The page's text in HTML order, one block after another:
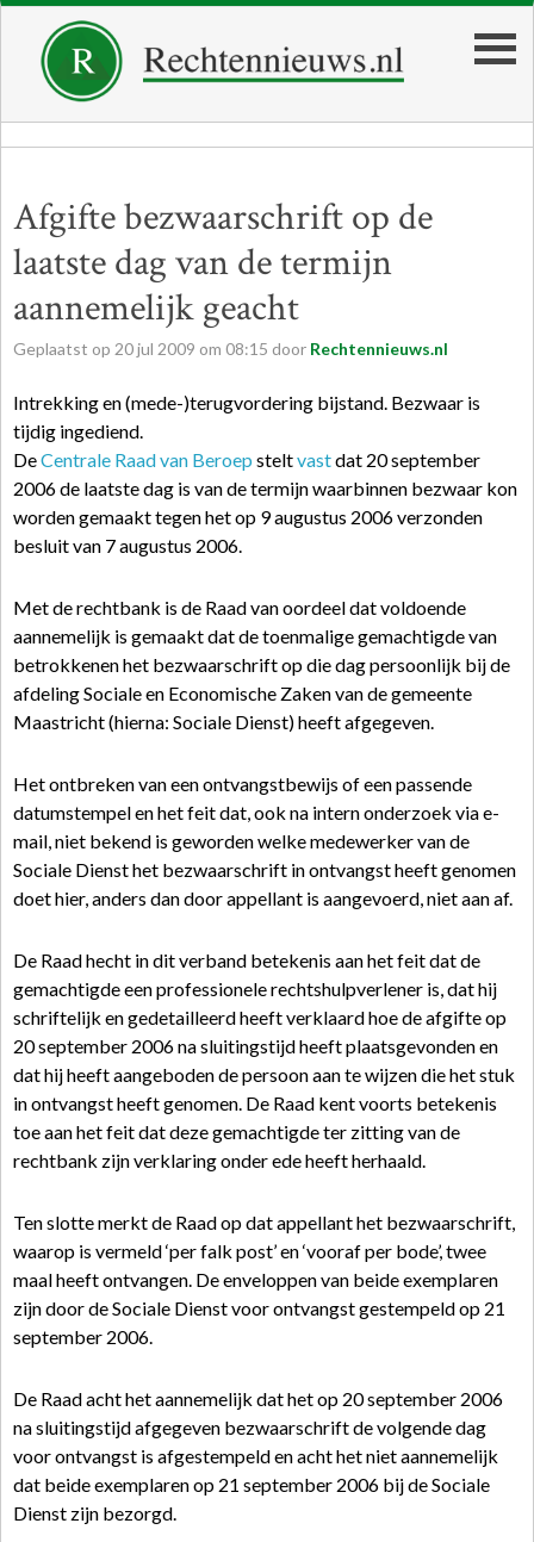
Afgifte bezwaarschrift op de
laatste dag van de termijn
aannemelijk geacht
Geplaatst op 20jul 2009 om 08:15 door Rechtennieuws.nl
Intrekking en (mede-)terugvordering bijstand. Bezwaar is
tijdig ingediend.
DeCentrale Raad van Beroep steltvastdat 20 september
2006 de laatste dag is van de termijn waarbinnen bezwaar kon
worden gemaakt tegen het op 9 augustus 2006 verzonden
besluit van 7 augustus 2006.
Met de rechtbank is de Raad van oordeel dat voldoende
aannemelijk is gemaakt dat de toenmalige gemachtigde van
betrokkenen het bezwaarschrift op die dag persoonlijk bij de
afdeling Sociale en Economische Zaken van de gemeente
Maastricht (hierna: Sociale Dienst) heeft afgegeven.
Het ontbreken van een ontvangstbewijs of een passende
datumstempel en het feit dat, ook na intern onderzoek via e-
mail, niet bekend is geworden welke medewerker van de
Sociale Dienst het bezwaarschrift in ontvangst heeft genomen
doet hier, anders dan door appellant is aangevoerd, niet aan af.
De Raad hecht in dit verband betekenis aan het feit dat de
gemachtigde een professionele rechtshulpverlener is, dat hij
schriftelijk en gedetailleerd heeft verklaard hoe de afgifte op
20 september 2006 na sluitingstijd heeft plaatsgevonden en
dat hij heeft aangeboden de persoon aan te wijzen die het stuk
in ontvangst heeft genomen. De Raad kent voorts betekenis
toe aan het feit dat deze gemachtigde ter zitting van de
rechtbank zijn verklaring onder ede heeft herhaald.
Ten slotte merkt de Raad op dat appellant het bezwaarschrift,
waarop is vermeld ‘per falk post’ en ‘vooraf per bode’, twee
maal heeft ontvangen. De enveloppen van beide exemplaren
zijn door de Sociale Dienst voor ontvangst gestempeld op 21
september 2006.
De Raad acht het aannemelijk dat het op 20 september 2006
na sluitingstijd afgegeven bezwaarschrift de volgende dag
voor ontvangst is afgestempeld en acht het niet aannemelijk
dat beide exemplaren op 21 september 2006 bij de Sociale
Dienst zijn bezorgd.